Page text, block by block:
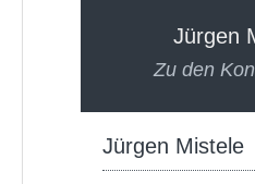
Jürgen
Zu den
Jürgen Mistele